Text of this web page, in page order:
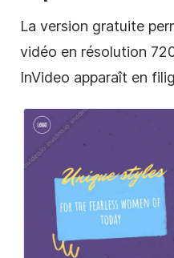
La version gratuite
vidéo en résolution
InVideo apparaît en